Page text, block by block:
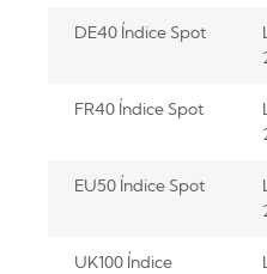
DE40 Índice Spot
FR40 Índice Spot
EU50 Índice Spot
UK100 Índice